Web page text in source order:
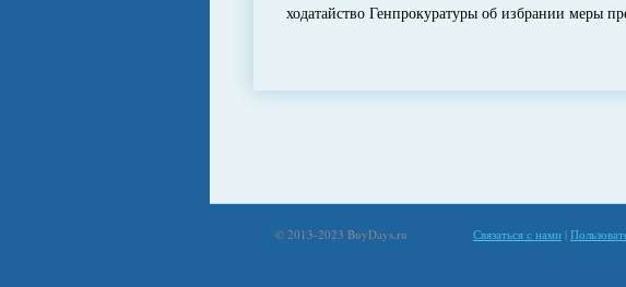
ходатайство Генпрокуратуры об избрании меры
© 2013-2023 BuyDays.ru Связаться с нами |